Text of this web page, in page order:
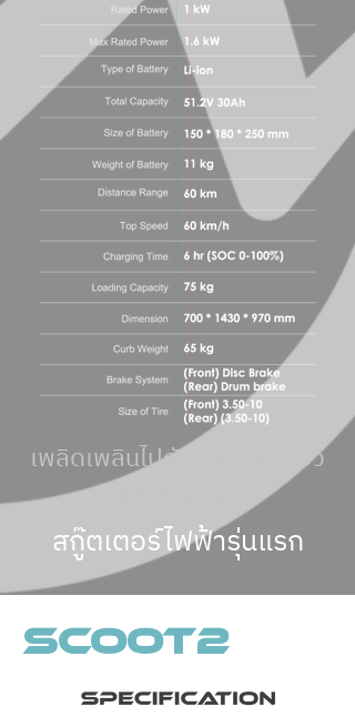
เพลิดเพลินไปกับการท่องเที่ยว
ของคุณด้วย
สกู๊ตเตอร์ไฟฟ้ารุ่นแรก
SCOOT2